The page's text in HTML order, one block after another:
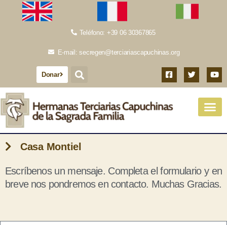
Teléfono: +39 06 30367865
E-mail: secregen@terciariascapuchinas.org
Donar
Casa Montiel
Escríbenos un mensaje. Completa el formulario y en
breve nos pondremos en contacto. Muchas Gracias.